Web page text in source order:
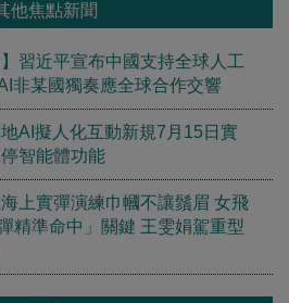
他焦點新聞
習近平宣布中國支持全球人工
非某國獨奏應全球合作交響
AI擬人化互動新規7月15日實
智能體功能
上實彈演練巾幗不讓鬚眉 女飛
精準命中」關鍵 王雯娟駕重型